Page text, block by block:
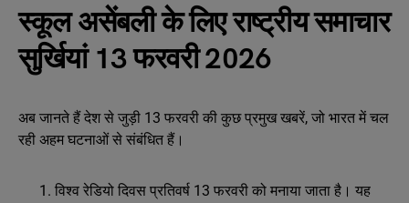
स्कूल असेंबली के लिए राष्ट्रीय समाचार
सुर्खियां 13 फरवरी 2026
अब जानते हैं देश से जुड़ी 13 फरवरी की कुछ प्रमुख खबरें, जो भारत में चल
रही अहम घटनाओं से संबंधित हैं।
विश्व रेडियो दिवस प्रतिवर्ष 13 फरवरी को मनाया जाता है। यह